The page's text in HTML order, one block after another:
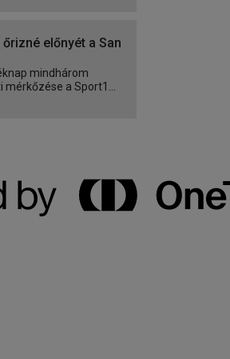
őrizné előnyét a San
mindhárom
mérkőzése a Sport1...